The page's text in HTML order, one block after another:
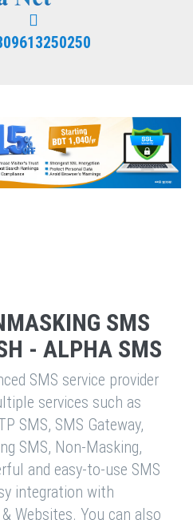
SMS
- ALPHA SMS
SMS service provider
services such as
SMS, SMS Gateway,
SMS, Non-Masking,
and easy-to-use SMS
integration with
Websites. You can also